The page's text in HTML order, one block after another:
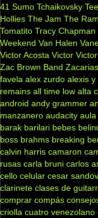
41 Sumo Tchaikovsky
Hollies The Jam The
Tomatito Tracy Chapman
Weekend Van Halen
Victor Acosta Victor Victor
Zac Brown Band
favela alex zurdo alexis y
remains all time low alta
android andy grammer
manzanero audacity aula
barak barilari bebes
boss brahms breaking
calvin harris camaron
rusas carla bruni carlos
cello celular cesar
clarinete clases de
comprar compás
criolla cuatro venezolano